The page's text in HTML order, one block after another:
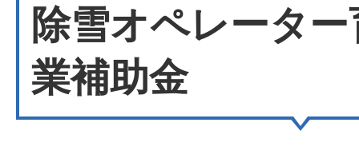
除雪オペレータ
業補助金